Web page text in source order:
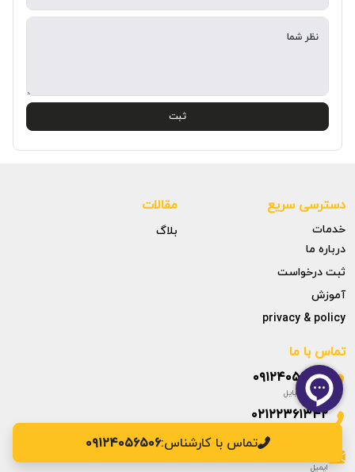
نظر شما
ثبت
دسترسی سریع
خدمات
درباره ما
ثبت درخواست
آموزش
privacy & policy
مقالات
بلاگ
تماس با ما
۰۹۱۲۴۰۵۶۵۰۶
شماره موبایل
۰۲۱۲۲۳۶۱۳۴۲
info@sabtderakhshan.com
ایمیل
تماس با کارشناس:۰۹۱۲۴۰۵۶۵۰۶